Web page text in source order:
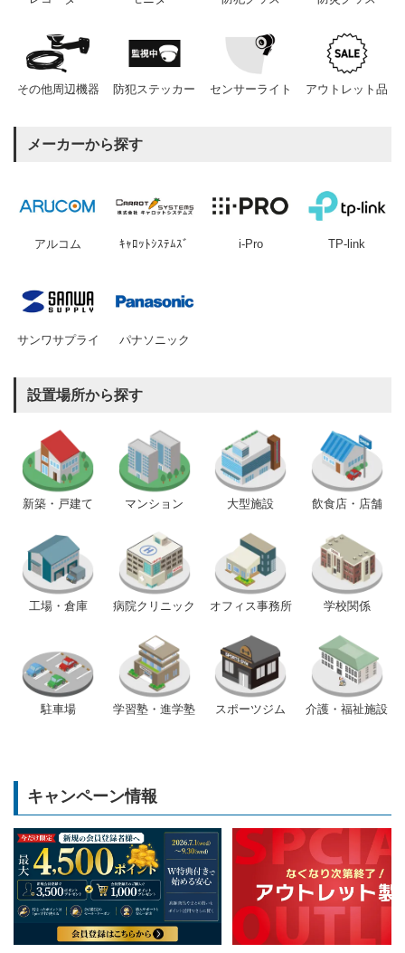
その他周辺機器 防犯ステッカー センサーライト アウトレット品
メーカーから探す
アルコム ｷｬﾛｯﾄｼｽﾃﾑｽﾞ i-Pro TP-link
サンワサプライ パナソニック
設置場所から探す
新築・戸建て マンション 大型施設 飲食店・店舗
工場・倉庫 病院クリニック オフィス事務所 学校関係
駐車場 学習塾・進学塾 スポーツジム 介護・福祉施設
キャンペーン情報